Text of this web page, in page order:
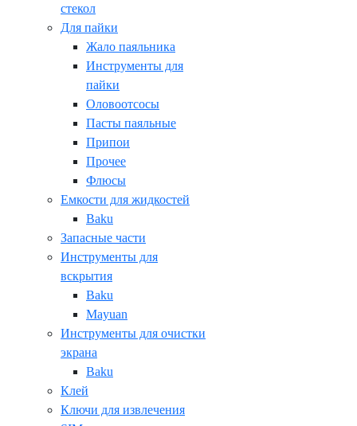
стекол
Для пайки
Жало паяльника
Инструменты для
пайки
Оловоотсосы
Пасты паяльные
Припои
Прочее
Флюсы
Емкости для жидкостей
Baku
Запасные части
Инструменты для
вскрытия
Baku
Mayuan
Инструменты для очистки
экрана
Baku
Клей
Ключи для извлечения